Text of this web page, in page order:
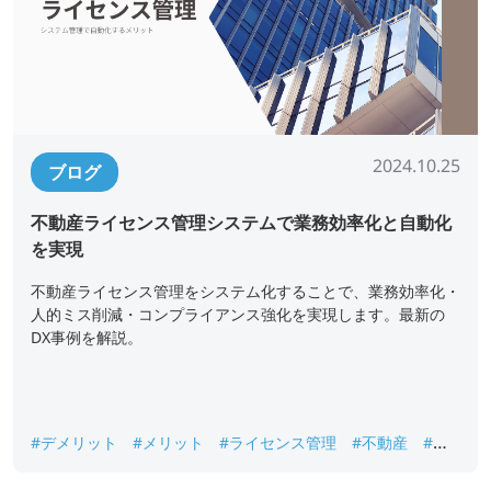
ブログ 2024.10.25
不動産ライセンス管理システムで業務効率化と自動化
を実現
不動産ライセンス管理をシステム化することで、業務効率化・
人的ミス削減・コンプライアンス強化を実現します。最新の
DX事例を解説。
#デメリット #メリット #ライセンス管理 #不動産
#業